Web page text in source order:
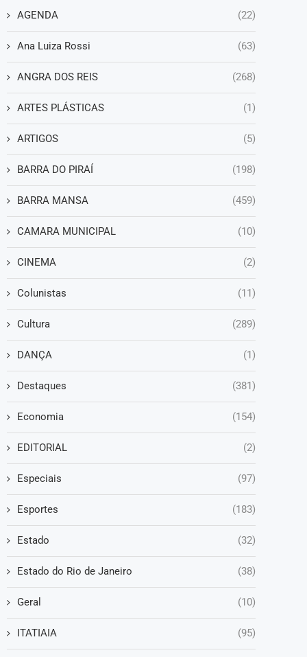
AGENDA (22)
Ana Luiza Rossi (63)
ANGRA DOS REIS (268)
ARTES PLÁSTICAS (1)
ARTIGOS (5)
BARRA DO PIRAÍ (198)
BARRA MANSA (459)
CAMARA MUNICIPAL (10)
CINEMA (2)
Colunistas (11)
Cultura (289)
DANÇA (1)
Destaques (381)
Economia (154)
EDITORIAL (2)
Especiais (97)
Esportes (183)
Estado (32)
Estado do Rio de Janeiro (38)
Geral (10)
ITATIAIA (95)